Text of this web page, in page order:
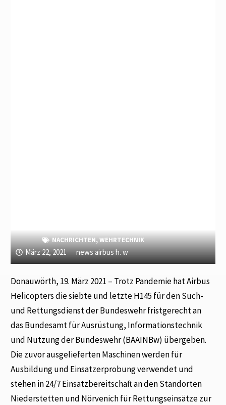
NACHRICHTEN,WEHRTECHNIK
März 22, 2021 news airbus h. w
Donauwörth, 19. März 2021 – Trotz Pandemie hat Airbus
Helicopters die siebte und letzte H145 für den Such-
und Rettungsdienst der Bundeswehr fristgerecht an
das Bundesamt für Ausrüstung, Informationstechnik
und Nutzung der Bundeswehr (BAAINBw) übergeben.
Die zuvor ausgelieferten Maschinen werden für
Ausbildung und Einsatzerprobung verwendet und
stehen in 24/7 Einsatzbereitschaft an den Standorten
Niederstetten und Nörvenich für Rettungseinsätze zur